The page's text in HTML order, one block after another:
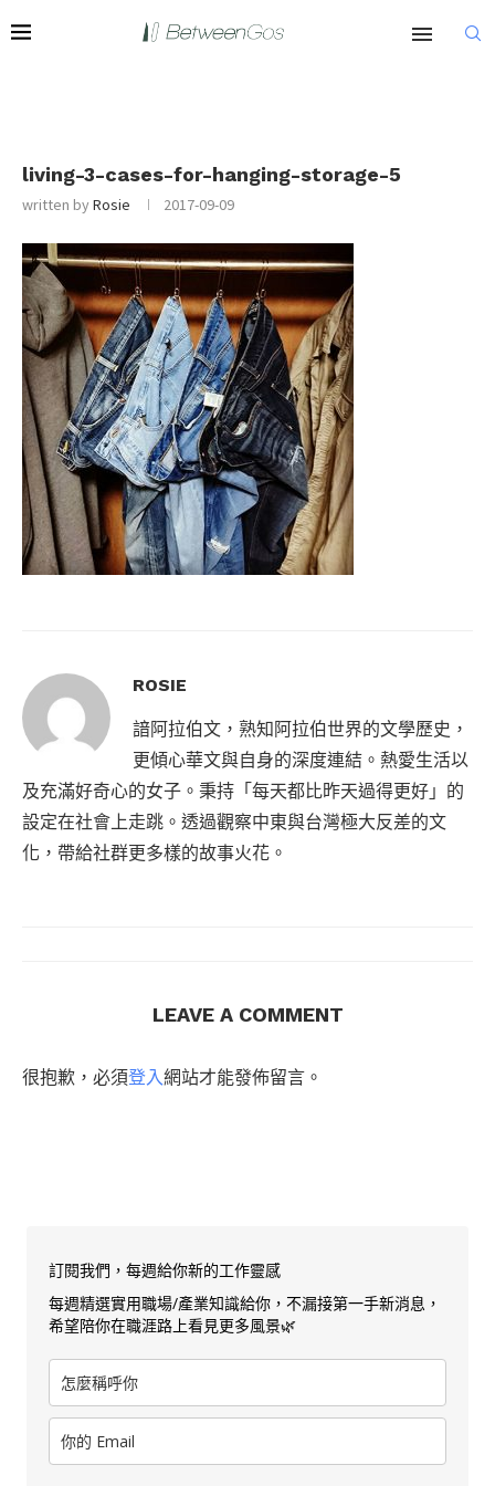
living-3-cases-for-hanging-storage-5
written byRosie 2017-09-09
ROSIE
諳阿拉伯文，熟知阿拉伯世界的文學歷史，
更傾心華文與自身的深度連結。熱愛生活以
及充滿好奇心的女子。秉持「每天都比昨天過得更好」的
設定在社會上走跳。透過觀察中東與台灣極大反差的文
化，帶給社群更多樣的故事火花。
LEAVE A COMMENT
很抱歉，必須登入網站才能發佈留言。
訂閱我們，每週給你新的工作靈感
每週精選實用職場/產業知識給你，不漏接第一手新消息，
希望陪你在職涯路上看見更多風景🌿